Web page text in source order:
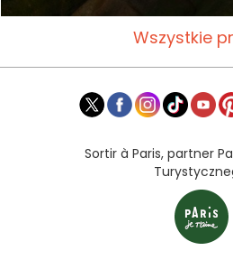
Wszystkie
Sortir à Paris, partner